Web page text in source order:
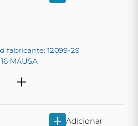
fabricante: 12099-29
MAUSA
Adicionar